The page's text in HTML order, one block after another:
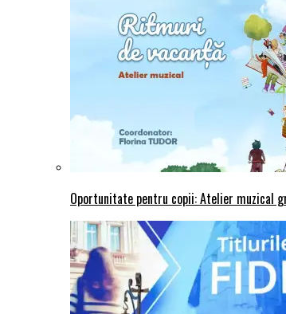
Oportunitate pentru copii: Atelier muzical